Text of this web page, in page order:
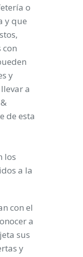
o
y que
y
a
de esta
los
a la
con el
a
sus
y